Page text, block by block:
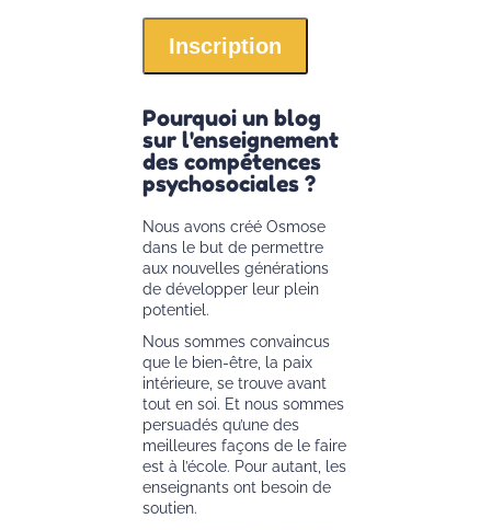
Pourquoi un blog
sur l'enseignement
des compétences
psychosociales ?
Nous avons créé Osmose
dans le but de permettre
aux nouvelles générations
de développer leur plein
potentiel.
Nous sommes convaincus
que le bien-être, la paix
intérieure, se trouve avant
tout en soi. Et nous sommes
persuadés qu’une des
meilleures façons de le faire
est à l’école. Pour autant, les
enseignants ont besoin de
soutien.